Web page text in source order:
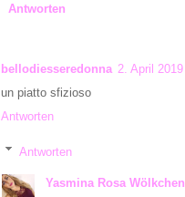
Antworten
bellodiesseredonna 2. April
un piatto sfizioso
Antworten
Antworten
Yasmina Rosa Wölkchen